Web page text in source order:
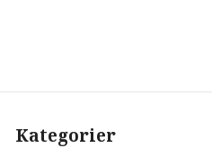
Kategorier